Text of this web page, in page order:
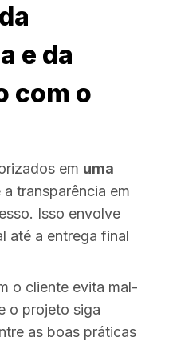
e da
com o
em uma
a transparência em
Isso envolve
até a entrega final
o cliente evita mal-
o projeto siga
as boas práticas